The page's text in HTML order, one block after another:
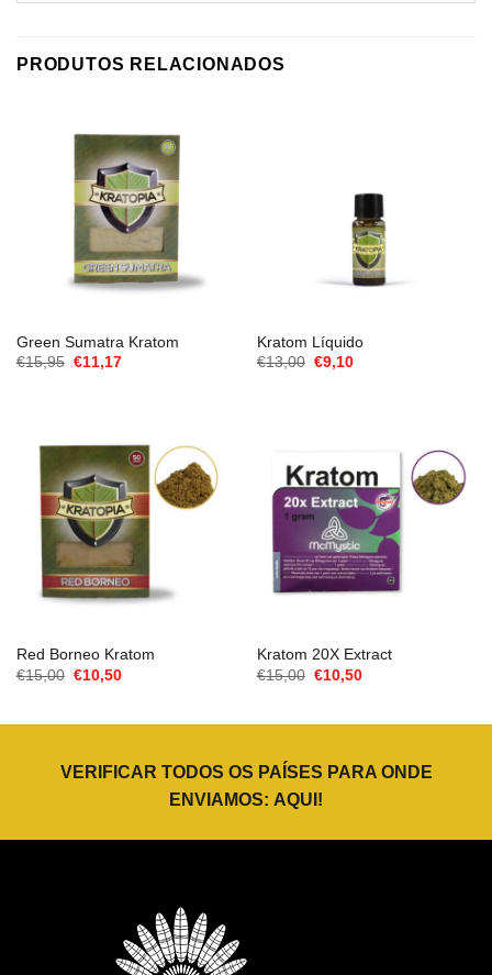
PRODUTOS RELACIONADOS
Green Sumatra Kratom
€15,95 O
€11,17O
Kratom Líquido
€13,00 O
€9,10O
Red Borneo Kratom
€15,00 O
preço
€10,50O
Kratom 20X Extract
€15,00 O
preço
€10,50O
VERIFICAR TODOS OS PAÍSES PARA ONDE
ENVIAMOS: AQUI !